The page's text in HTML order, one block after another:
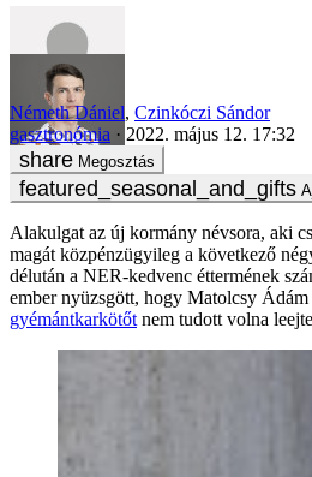
Németh Dániel, Czinkóczi Sándor
gasztronómia
2022. május 12. 17:32
Megosztás
Alakulgat az új kormány névsora, aki
magát közpénzügyileg a következő
délután a NER-kedvenc éttermének
ember nyüzsgött, hogy Matolcsy Ádám
gyémántkarkötőtnem tudott volna